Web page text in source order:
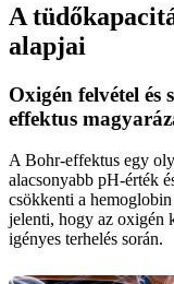
A
alapjai
Oxigén felvétel és
effektus
A Bohr-effektus egy
alacsonyabb pH-érték
csökkenti a
jelenti, hogy az oxigén
igényes terhelés során.